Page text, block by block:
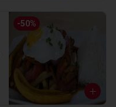
-50%